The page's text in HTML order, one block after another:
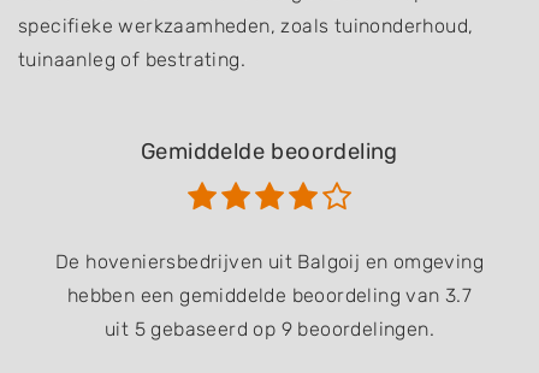
specifieke werkzaamheden, zoals tuinonderhoud,
tuinaanleg of bestrating.
Gemiddelde beoordeling
De hoveniersbedrijven uit Balgoij en omgeving
hebben een gemiddelde beoordeling van 3.7
uit 5 gebaseerd op 9 beoordelingen.